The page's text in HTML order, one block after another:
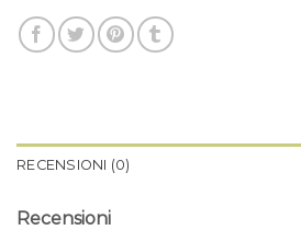
RECENSIONI (0)
Recensioni